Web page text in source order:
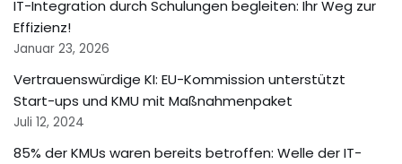
IT-Integration durch Schulungen begleiten: Ihr Weg zur
Effizienz!
Januar 23, 2026
Vertrauenswürdige KI: EU-Kommission unterstützt
Start-ups und KMU mit Maßnahmenpaket
Juli 12, 2024
85% der KMUs waren bereits betroffen: Welle der IT-